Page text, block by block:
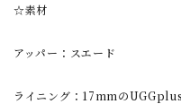
☆素材
アッパー：スエード
ライニング：17mmの